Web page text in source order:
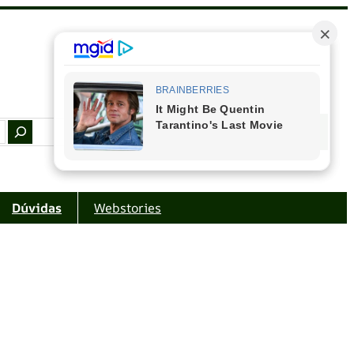
Facebook Instagram Youtube
Dúvidas Webstories